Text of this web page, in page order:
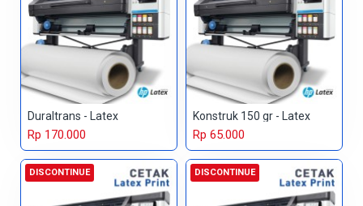
Duraltrans - Latex
Rp 170.000
Konstruk 150 gr - Latex
Rp 65.000
DISCONTINUE DISCONTINUE